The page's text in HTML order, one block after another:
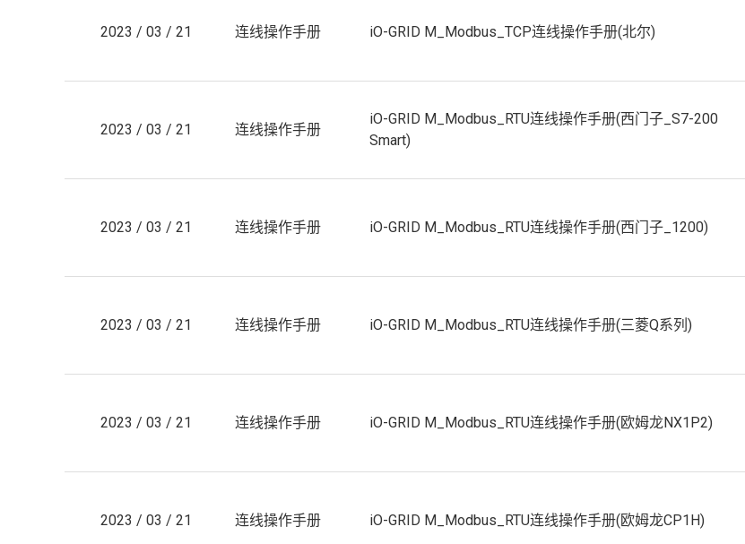
2023 / 03 / 21 连线操作手册 iO-GRID M_Modbus_TCP连线操作手册(北尔)
2023 / 03 / 21 连线操作手册
iO-GRID M_Modbus_RTU连线操作手册(西门子_S7-200
Smart)
2023 / 03 / 21 连线操作手册 iO-GRID M_Modbus_RTU连线操作手册(西门子_1200)
2023 / 03 / 21 连线操作手册 iO-GRID M_Modbus_RTU连线操作手册(三菱Q系列)
2023 / 03 / 21 连线操作手册 iO-GRID M_Modbus_RTU连线操作手册(欧姆龙NX1P2)
2023 / 03 / 21 连线操作手册 iO-GRID M_Modbus_RTU连线操作手册(欧姆龙CP1H)